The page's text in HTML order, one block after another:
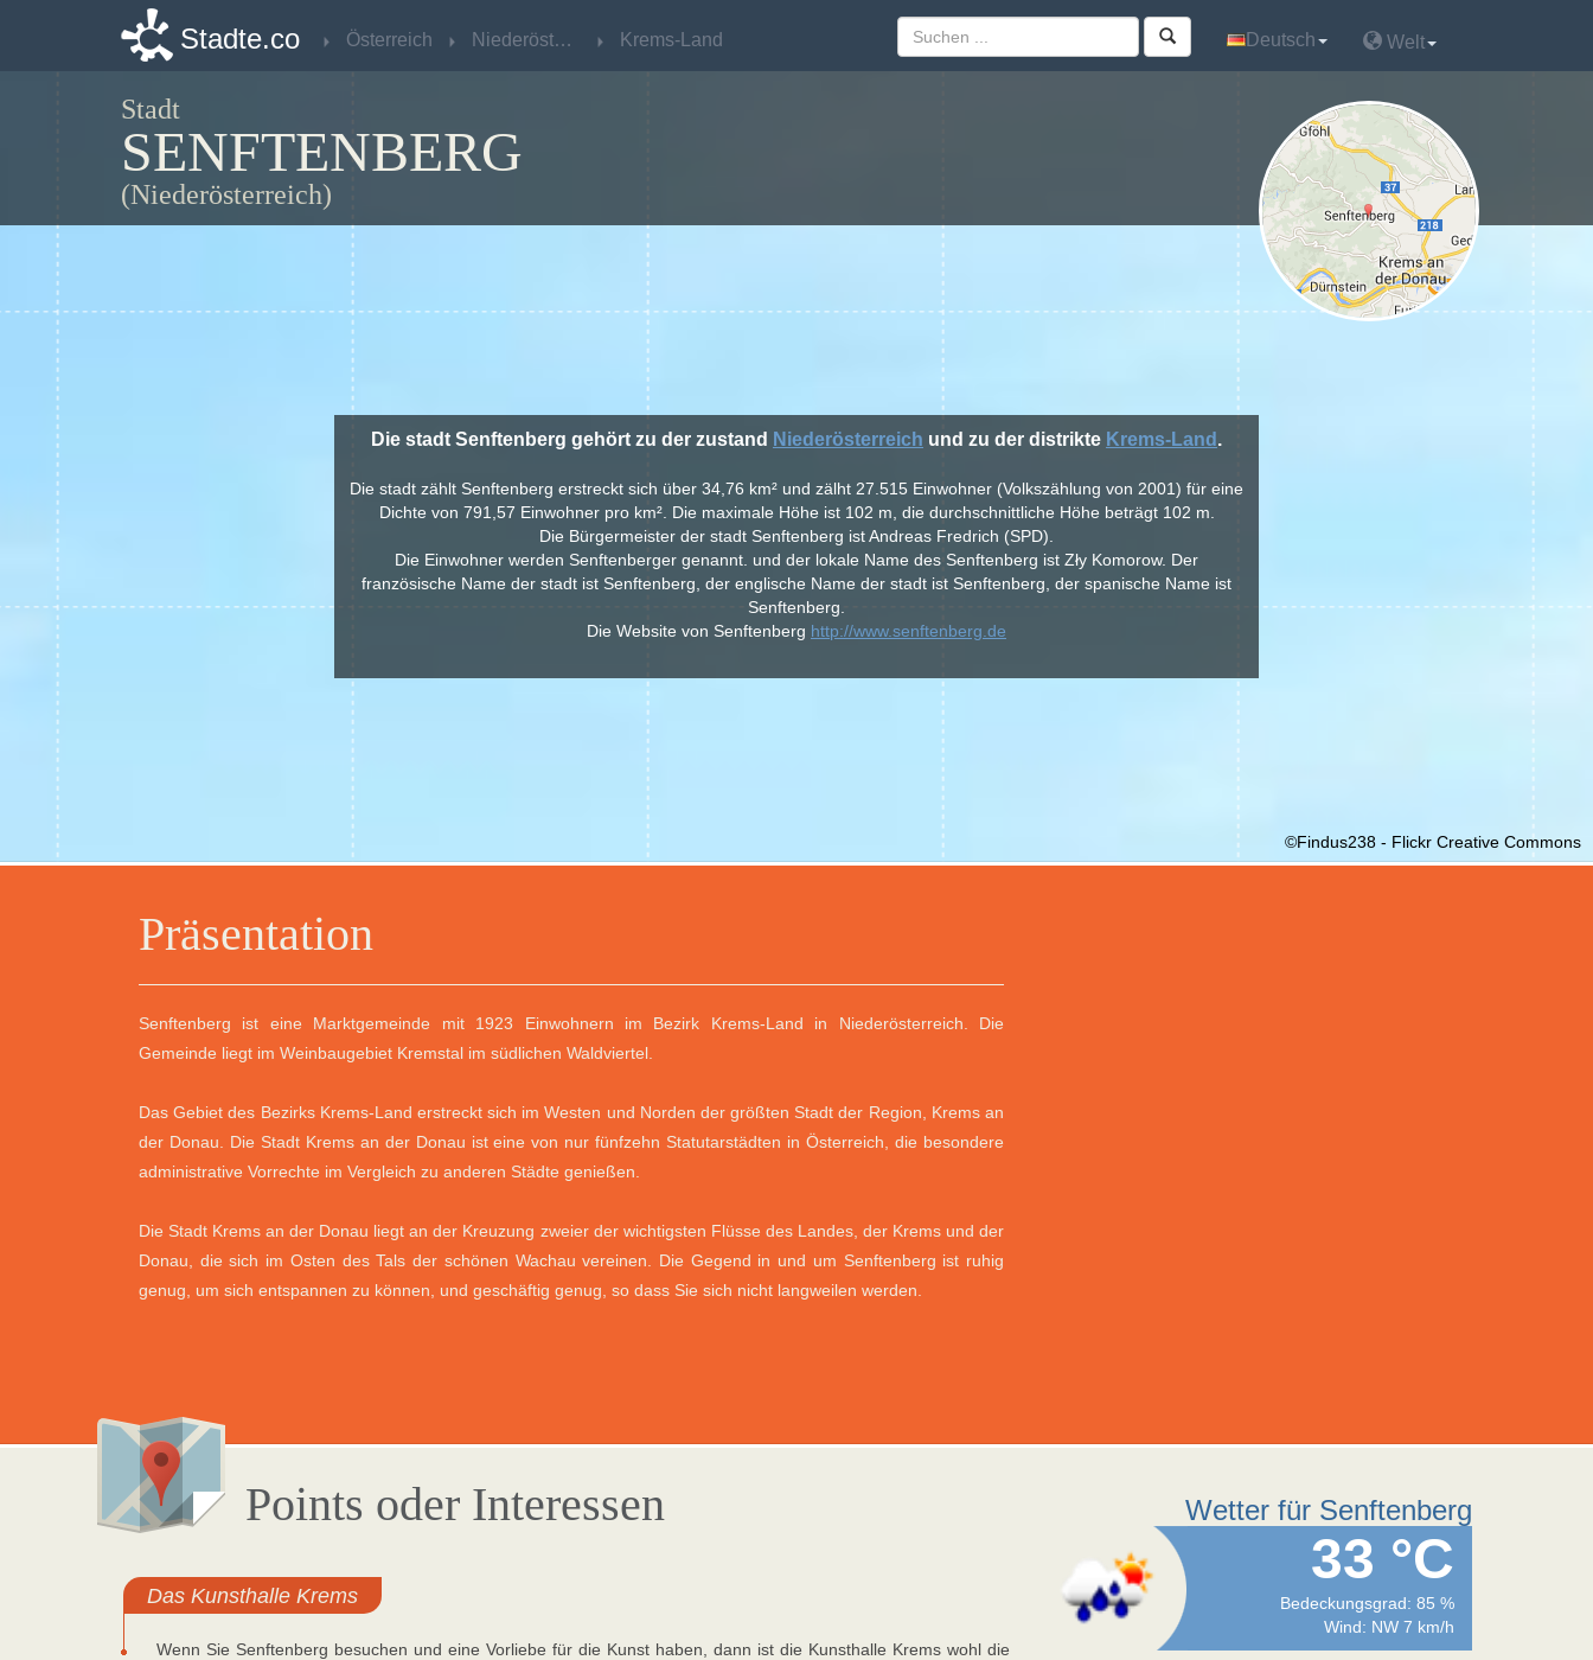
Stadte.co Österreich Niederösterreich Krems-Land Deutsch Welt
Stadt
SENFTENBERG
(Niederösterreich)
Präsentation
Senftenberg ist eine Marktgemeinde mit 1923 Einwohnern im Bezirk Krems-Land in Niederösterreich. Die
Gemeinde liegt im Weinbaugebiet Kremstal im südlichen Waldviertel.
Das Gebiet des Bezirks Krems-Land erstreckt sich im Westen und Norden der größten Stadt der Region, Krems an
der Donau. Die Stadt Krems an der Donau ist eine von nur fünfzehn Statutarstädten in Österreich, die besondere
administrative Vorrechte im Vergleich zu anderen Städte genießen.
Die Stadt Krems an der Donau liegt an der Kreuzung zweier der wichtigsten Flüsse des Landes, der Krems und der
Donau, die sich im Osten des Tals der schönen Wachau vereinen. Die Gegend in und um Senftenberg ist ruhig
genug, um sich entspannen zu können, und geschäftig genug, so dass Sie sich nicht langweilen werden.
Die stadt Senftenberg gehört zu der zustand Niederösterreich und zu der distrikte Krems-Land .
Die stadt zählt Senftenberg erstreckt sich über 34,76 km² und zälht 27.515 Einwohner (Volkszählung von 2001) für eine
Dichte von 791,57 Einwohner pro km². Die maximale Höhe ist 102 m, die durchschnittliche Höhe beträgt 102 m.
Die Bürgermeister der stadt Senftenberg ist Andreas Fredrich (SPD).
Die Einwohner werden Senftenberger genannt. und der lokale Name des Senftenberg ist Zły Komorow. Der
französische Name der stadt ist Senftenberg, der englische Name der stadt ist Senftenberg, der spanische Name ist
Senftenberg.
Die Website von Senftenberg http://www.senftenberg.de
©Findus238 - Flickr Creative Commons
Points oder Interessen
Das Kunsthalle Krems
Wenn Sie Senftenberg besuchen und eine Vorliebe für die Kunst haben, dann ist die Kunsthalle Krems wohl die
Wetter für Senftenberg
33 °C
Bedeckungsgrad: 85 %
Wind: NW 7 km/h
Stadte.co Österreich Niederösterreich Krems-Land Deutsch Welt